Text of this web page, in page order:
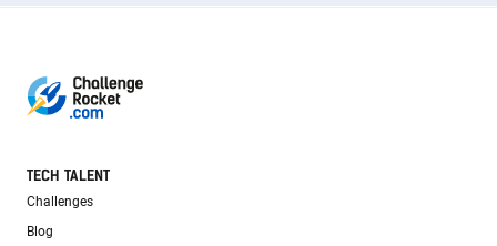
TECH TALENT
Challenges
Blog